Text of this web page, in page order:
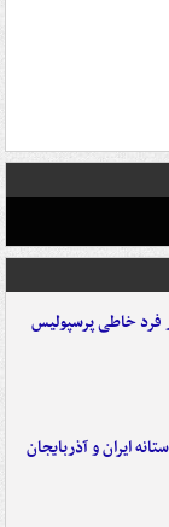
فرد خاطی پرسپولیس
ایران و آذربایجان